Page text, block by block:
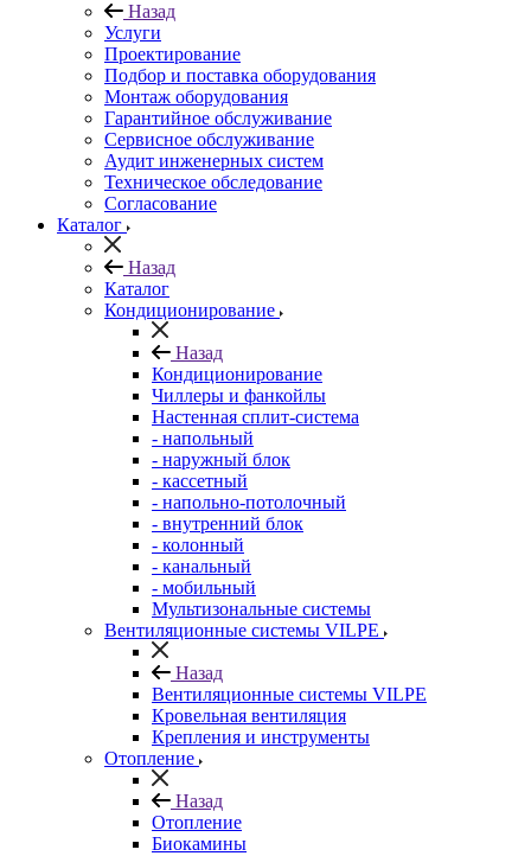
Назад
Услуги
Проектирование
Подбор и поставка оборудования
Монтаж оборудования
Гарантийное обслуживание
Сервисное обслуживание
Аудит инженерных систем
Техническое обследование
Согласование
Каталог
Назад
Каталог
Кондиционирование
Назад
Кондиционирование
Чиллеры и фанкойлы
Настенная сплит-система
- напольный
- наружный блок
- кассетный
- напольно-потолочный
- внутренний блок
- колонный
- канальный
- мобильный
Мультизональные системы
Вентиляционные системы VILPE
Назад
Вентиляционные системы VILPE
Кровельная вентиляция
Крепления и инструменты
Отопление
Назад
Отопление
Биокамины